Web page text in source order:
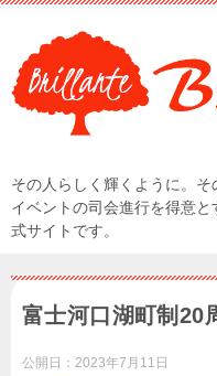
その人らしく輝くように。
イベントの司会進行を得意
式サイトです。
富士河口湖町制20
公開日： 2023年7月11日